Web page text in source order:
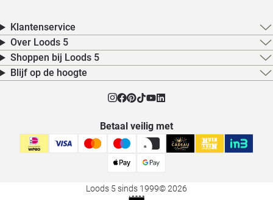
Klantenservice
Over Loods 5
Shoppen bij Loods 5
Blijf op de hoogte
Betaal veilig met
Loods 5 sinds 1999© 2026